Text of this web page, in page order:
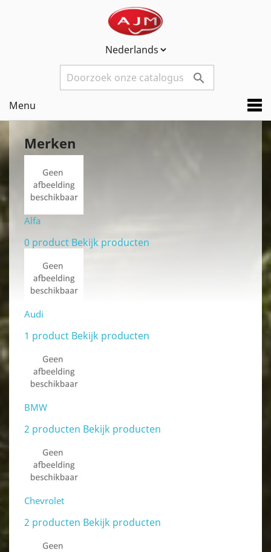

Menu
Merken
Alfa
0 product Bekijk producten
Audi
1 product Bekijk producten
BMW
2 producten Bekijk producten
Chevrolet
2 producten Bekijk producten